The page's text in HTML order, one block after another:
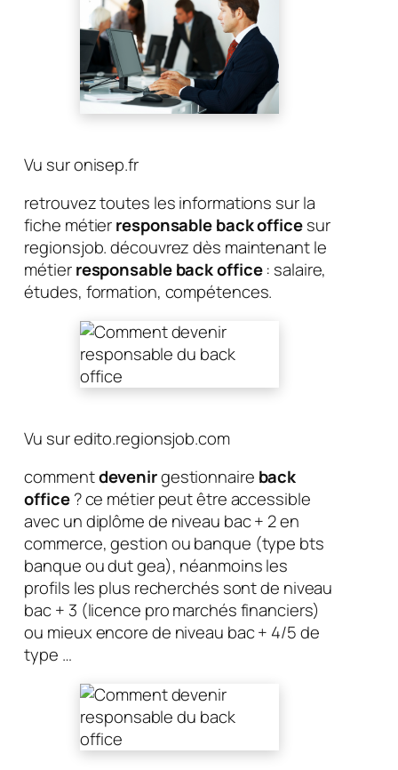
Vu sur onisep.fr
retrouvez toutes les informations sur la
fiche métierresponsable back officesur
regionsjob. découvrez dès maintenant le
métierresponsable back office: salaire,
études, formation, compétences.
Vu sur edito.regionsjob.com
commentdevenirgestionnaire back
office? ce métier peut être accessible
avec un diplôme de niveau bac + 2 en
commerce, gestion ou banque (type bts
banque ou dut gea), néanmoins les
profils les plus recherchés sont de niveau
bac + 3 (licence pro marchés financiers)
ou mieux encore de niveau bac + 4/5 de
type …